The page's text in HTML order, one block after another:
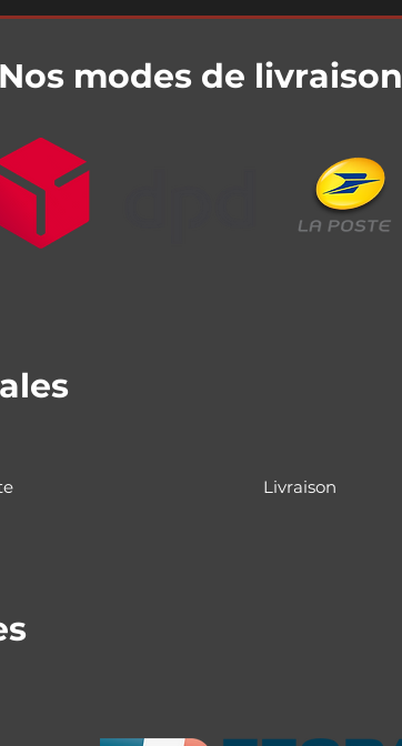
Nos modes de livraison
Livraison